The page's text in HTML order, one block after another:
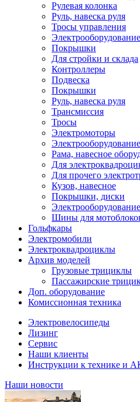
Рулевая колонка
Руль, навеска руля
Тросы управления
Электрооборудование
Покрышки
Для стройки и склада
Контроллеры
Подвеска
Покрышки
Руль, навеска руля
Трансмиссия
Тросы
Электромоторы
Электрооборудование
Рама, навесное
Для
Для прочего
Кузов, навесное
Покрышки, диски
Электрооборудование
Шины для
Гольфкары
Электромобили
Электроквадроциклы
Архив моделей
Грузовые трициклы
Пассажирские
Доп. оборудование
Комиссионная техника
Электровелосипеды
Лизинг
Сервис
Наши клиенты
Инструкции к технике и
Наши новости